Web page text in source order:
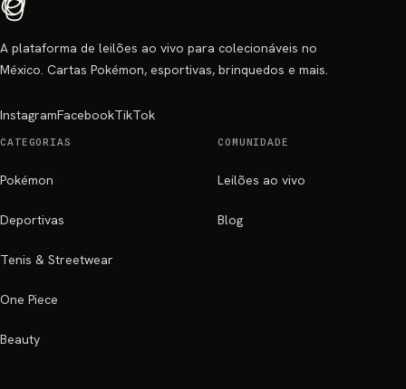
A plataforma de leilões ao vivo para colecionáveis no
México. Cartas Pokémon, esportivas, brinquedos e mais.
InstagramFacebookTikTok
CATEGORIAS
Pokémon
Deportivas
Tenis & Streetwear
One Piece
Beauty
COMUNIDADE
Leilões ao vivo
Blog